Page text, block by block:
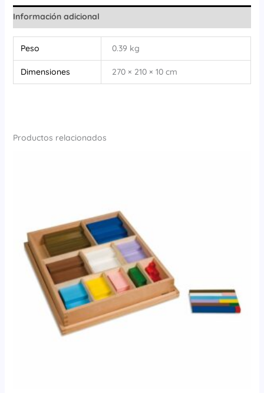
Información adicional
Peso 0.39 kg
Dimensiones 270 × 210 × 10 cm
Productos relacionados